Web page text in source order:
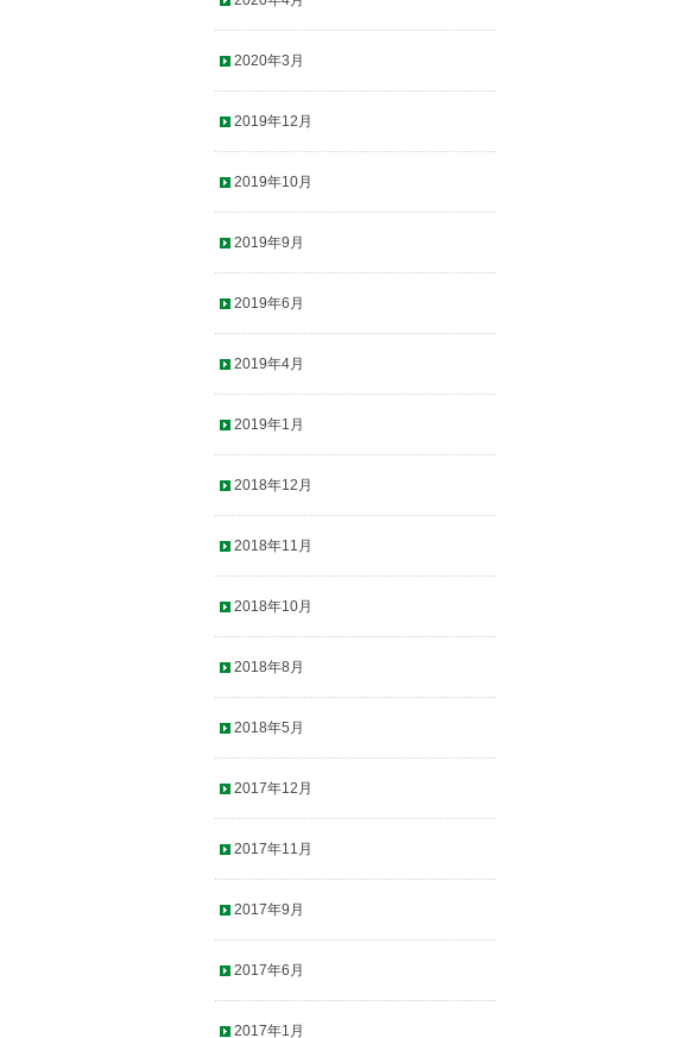
2020年3月
2019年12月
2019年10月
2019年9月
2019年6月
2019年4月
2019年1月
2018年12月
2018年11月
2018年10月
2018年8月
2018年5月
2017年12月
2017年11月
2017年9月
2017年6月
2017年1月